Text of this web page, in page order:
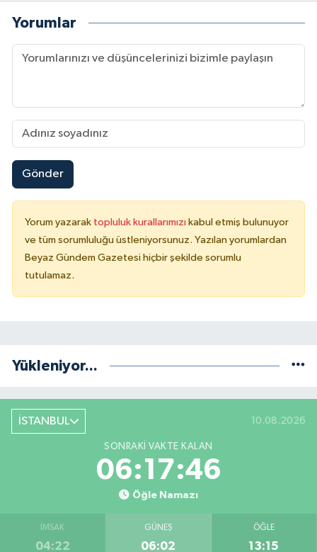
Yorumlar
Gönder
Yorum yazarak topluluk kurallarımızı kabul etmiş bulunuyor
ve tüm sorumluluğu üstleniyorsunuz. Yazılan yorumlardan
Beyaz Gündem Gazetesi hiçbir şekilde sorumlu
tutulamaz.
Yükleniyor...
İSTANBUL 10.08.2026
SONRAKI VAKTE KALAN
06:17:46
Öğle Namazı
İMSAK
04:22
GÜNEŞ
06:02
ÖĞLE
13:15